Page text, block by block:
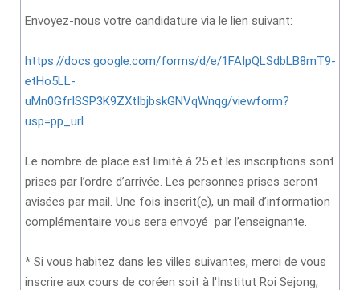
Envoyez-nous votre candidature via le lien suivant:
https://docs.google.com/forms/d/e/1FAIpQLSdbLB8mT9-
etHo5LL-
uMn0GfrISSP3K9ZXtIbjbskGNVqWnqg/viewform?
usp=pp_url
Le nombre de place est limité à 25 et les inscriptions sont
prises par l’ordre d’arrivée. Les personnes prises seront
avisées par mail. Une fois inscrit(e), un mail d’information
complémentaire vous sera envoyé par l’enseignante.
* Si vous habitez dans les villes suivantes, merci de vous
inscrire aux cours de coréen soit à l'Institut Roi Sejong,